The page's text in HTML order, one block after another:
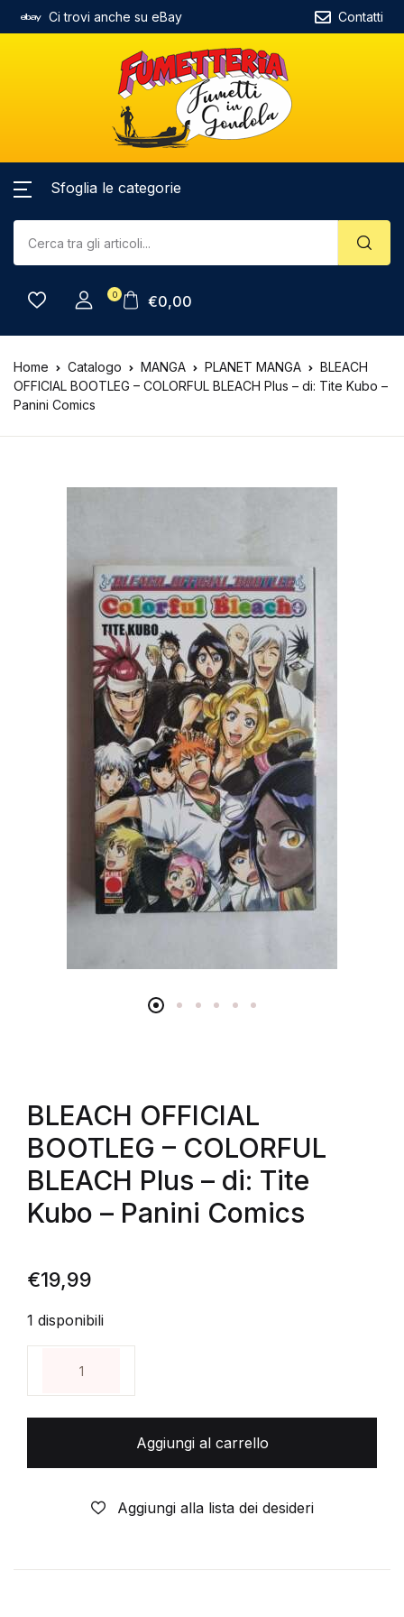
Ci trovi anche su eBay Contatti
Sfoglia le categorie
0 €0,00
Home Catalogo MANGA PLANET MANGA
BLEACH
OFFICIAL BOOTLEG – COLORFUL BLEACH Plus – di: Tite Kubo –
Panini Comics
BLEACH OFFICIAL
BOOTLEG – COLORFUL
BLEACH Plus – di: Tite
Kubo – Panini Comics
€19,99
1 disponibili
Aggiungi al carrello
Aggiungi alla lista dei desideri